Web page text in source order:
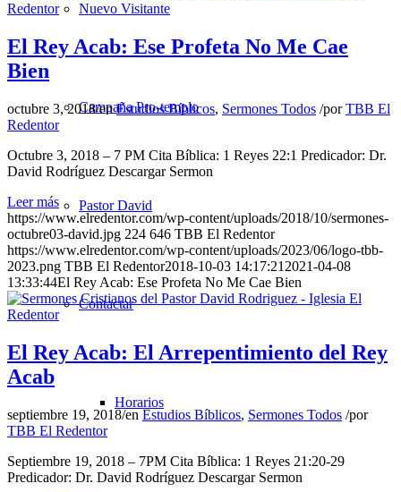
Nuevo Visitante
Campaña Pro-templo
Pastor David
Contactar
Horarios
El Rey Acab: Ese Profeta No Me Cae
Bien
octubre 3, 2018/enEstudios Bíblicos, Sermones Todos /porTBB El
Redentor
Octubre 3, 2018 – 7 PM Cita Bíblica: 1 Reyes 22:1 Predicador: Dr.
David Rodríguez Descargar Sermon
Leer más
https://www.elredentor.com/wp-content/uploads/2018/10/sermones-
octubre03-david.jpg 224 646 TBB El Redentor
https://www.elredentor.com/wp-content/uploads/2023/06/logo-tbb-
2023.png TBB El Redentor2018-10-03 14:17:21 2021-04-08
13:33:44El Rey Acab: Ese Profeta No Me Cae Bien
El Rey Acab: El Arrepentimiento del Rey
Acab
septiembre 19, 2018/en Estudios Bíblicos, Sermones Todos /por
TBB El Redentor
Septiembre 19, 2018 – 7PM Cita Bíblica: 1 Reyes 21:20-29
Predicador: Dr. David Rodríguez Descargar Sermon